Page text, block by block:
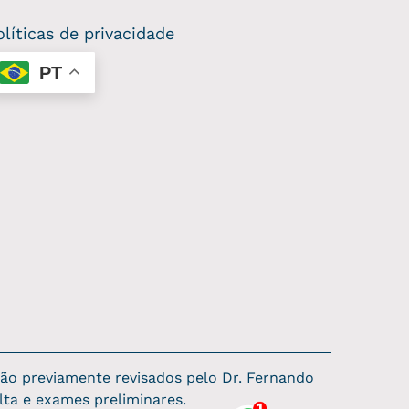
de privacidade
PT
previamente revisados pelo Dr. Fernando
e exames preliminares.